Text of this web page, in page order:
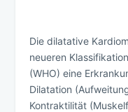
Die dilatative
neueren
(WHO) eine
Dilatation
Kontraktilität